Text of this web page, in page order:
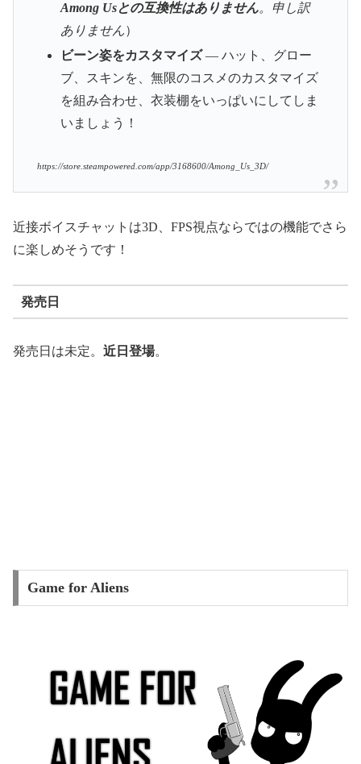
Among Usとの互換性はありません。申し訳
ありません）
ビーン姿をカスタマイズ― ハット、グロー
ブ、スキンを、無限のコスメのカスタマイズ
を組み合わせ、衣装棚をいっぱいにしてしま
いましょう！
https://store.steampowered.com/app/3168600/Among_Us_3D/
近接ボイスチャットは3D、FPS視点ならではの機能でさら
に楽しめそうです！
発売日
発売日は未定。 近日登場。
Game for Aliens